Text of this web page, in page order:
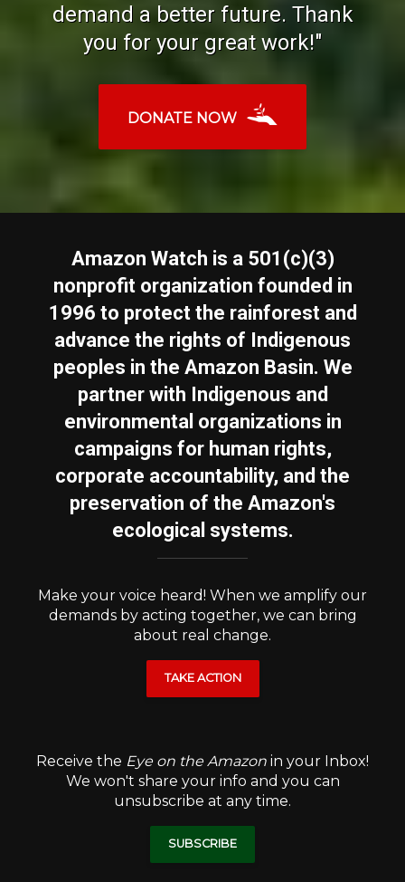
demand a better future. Thank
you for your great work!"
DONATE NOW
Amazon Watch is a 501(c)(3)
nonprofit organization founded in
1996 to protect the rainforest and
advance the rights of Indigenous
peoples in the Amazon Basin. We
partner with Indigenous and
environmental organizations in
campaigns for human rights,
corporate accountability, and the
preservation of the Amazon's
ecological systems.
Make your voice heard! When we amplify our
demands by acting together, we can bring
about real change.
TAKE ACTION
Receive the Eye on the Amazon in your Inbox!
We won't share your info and you can
unsubscribe at any time.
SUBSCRIBE